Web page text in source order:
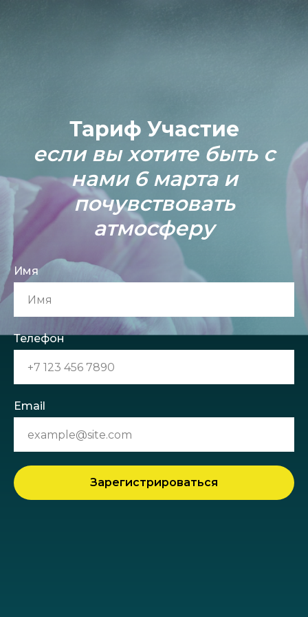
Тариф Участие
если вы хотите быть с
нами 6 марта и
почувствовать
атмосферу
Имя
Телефон
Email
Зарегистрироваться